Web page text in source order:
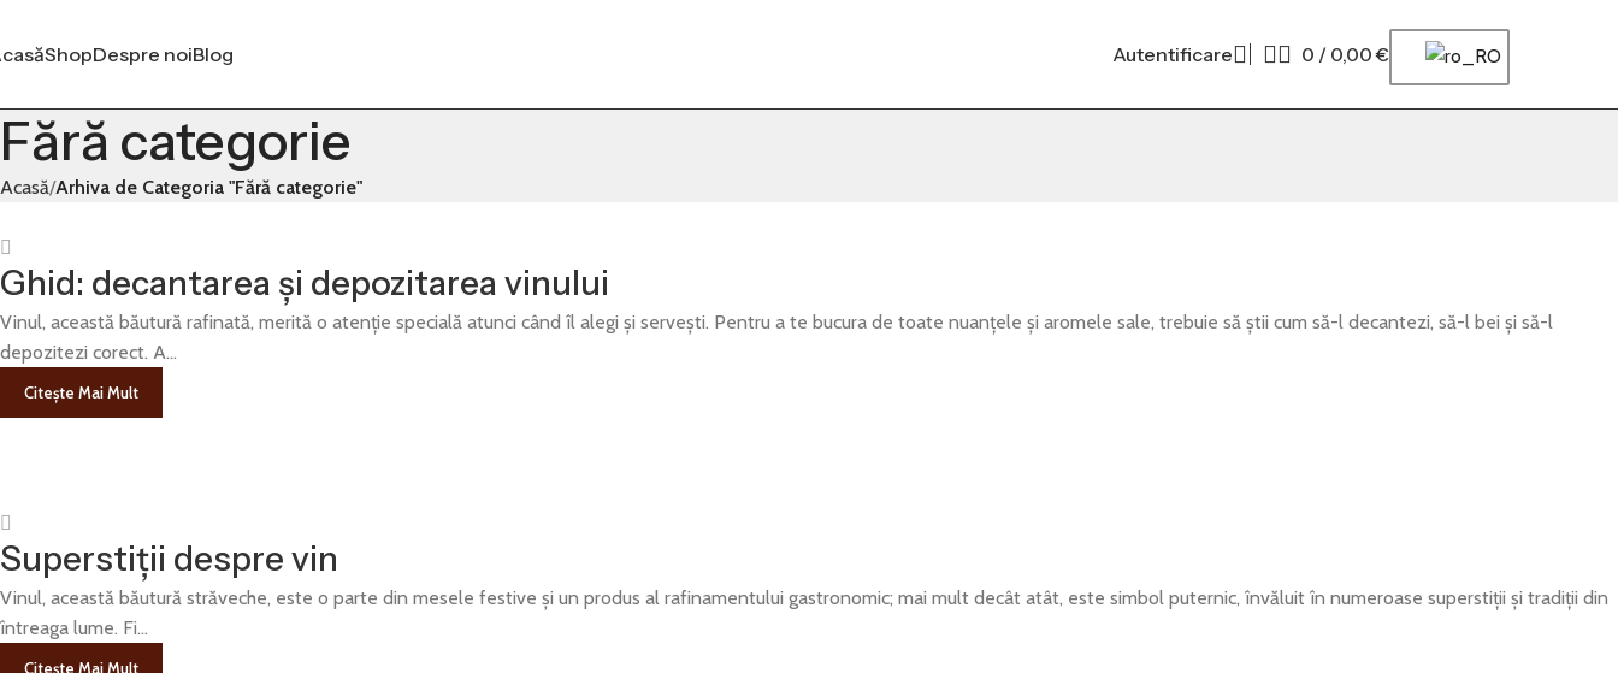
ShopDespre noiBlog Autentificare 0 / 0,00€
Fără categorie
Acasă Arhiva de Categoria "Fără categorie"
Ghid: decantarea și depozitarea vinului
Vinul, această băutură rafinată, merită o atenție specială atunci când îl alegi și servești. Pentru a te bucura de toate nuanțele și aromele sale, trebuie să știi cum să-l decantezi, să-l bei și să-l
depozitezi corect. A...
Citește Mai Mult
Superstiții despre vin
Vinul, această băutură străveche, este o parte din mesele festive și un produs al rafinamentului gastronomic; mai mult decât atât, este simbol puternic, învăluit în numeroase superstiții și tradiții din
întreaga lume. Fi...
Citește Mai Mult